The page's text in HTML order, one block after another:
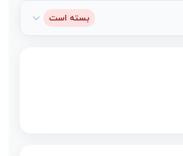
بسته است